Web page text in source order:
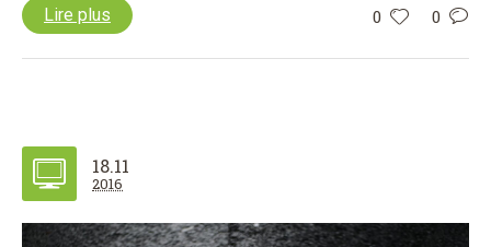
0 0
Lire plus
18.11
2016